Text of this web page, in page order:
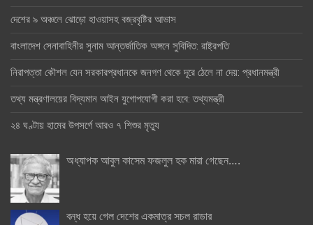
দেশের ৯ অঞ্চলে ঝোড়ো হাওয়াসহ বজ্রবৃষ্টির আভাস
বাংলাদেশ সেনাবাহিনীর সুনাম আন্তর্জাতিক অঙ্গনে সুবিদিত: রাষ্ট্রপতি
নিরাপত্তা কৌশল যেন সরকারপ্রধানকে জনগণ থেকে দূরে ঠেলে না দেয়: প্রধানমন্ত্রী
তথ্য মন্ত্রণালয়ের বিদ্যমান আইন যুগোপযোগী করা হবে: তথ্যমন্ত্রী
২৪ ঘণ্টায় হামের উপসর্গে আরও ৭ শিশুর মৃত্যু
অধ্যাপক আবুল কাসেম ফজলুল হক মারা গেছেন….
বন্ধ হয়ে গেল দেশের একমাত্র সচল রাডার